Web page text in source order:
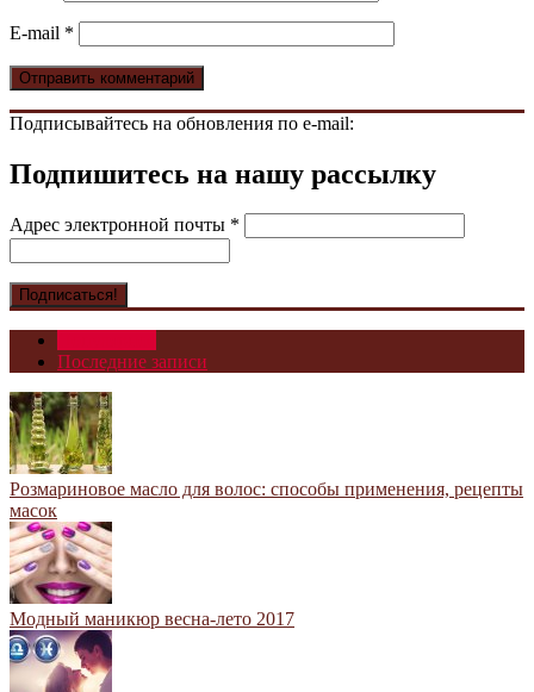
E-mail *
Подписывайтесь на обновления по e-mail:
Подпишитесь на нашу рассылку
Адрес электронной почты *
Последние записи
Розмариновое масло для волос: способы применения, рецепты
масок
Модный маникюр весна-лето 2017